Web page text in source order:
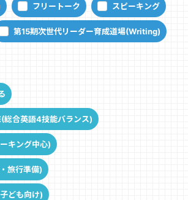
フリートーク スピーキング
第15期次世代リーダー育成道場(Writing)
総合英語4技能バランス)
キング中心)
旅行準備)
ども向け)